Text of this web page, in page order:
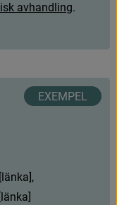
isk avhandling.
[länka],
[länka]